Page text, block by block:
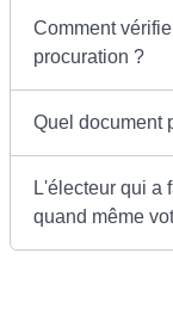
Comment
procuration ?
Quel document
L'électeur qui a
quand même